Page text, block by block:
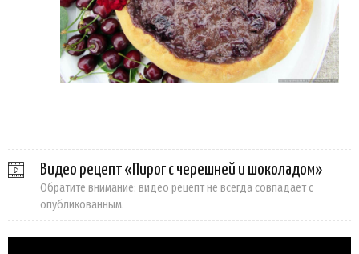
Видео рецепт «Пирог с черешней и шоколадом»
Обратите внимание: видео рецепт не всегда совпадает с
опубликованным.